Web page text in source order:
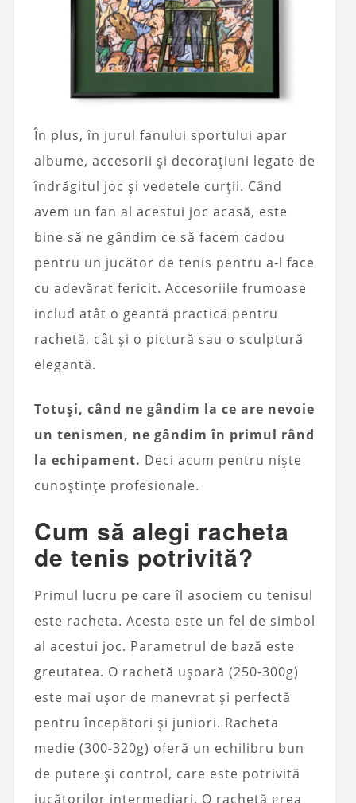
În plus, în jurul fanului sportului apar
albume, accesorii și decorațiuni legate de
îndrăgitul joc și vedetele curții. Când
avem un fan al acestui joc acasă, este
bine să ne gândim ce să facem cadou
pentru un jucător de tenis pentru a-l face
cu adevărat fericit. Accesoriile frumoase
includ atât o geantă practică pentru
rachetă, cât și o pictură sau o sculptură
elegantă.
Totuși, când ne gândim la ce are nevoie
un tenismen, ne gândim în primul rând
la echipament. Deci acum pentru niște
cunoștințe profesionale.
Cum să alegi racheta
de tenis potrivită?
Primul lucru pe care îl asociem cu tenisul
este racheta. Acesta este un fel de simbol
al acestui joc. Parametrul de bază este
greutatea. O rachetă ușoară (250-300g)
este mai ușor de manevrat și perfectă
pentru începători și juniori. Racheta
medie (300-320g) oferă un echilibru bun
de putere și control, care este potrivită
jucătorilor intermediari. O rachetă grea